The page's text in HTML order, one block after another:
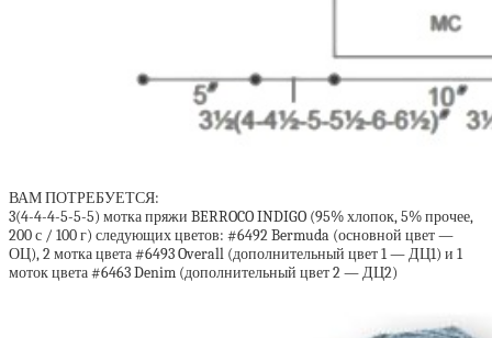
ВАМ ПОТРЕБУЕТСЯ:
3(4-4-4-5-5-5) мотка пряжи BERROCO INDIGO (95% хлопок, 5% прочее,
200 с / 100 г) следующих цветов: #6492 Bermuda (основной цвет —
ОЦ), 2 мотка цвета #6493 Overall (дополнительный цвет 1 — ДЦ1) и 1
моток цвета #6463 Denim (дополнительный цвет 2 — ДЦ2)